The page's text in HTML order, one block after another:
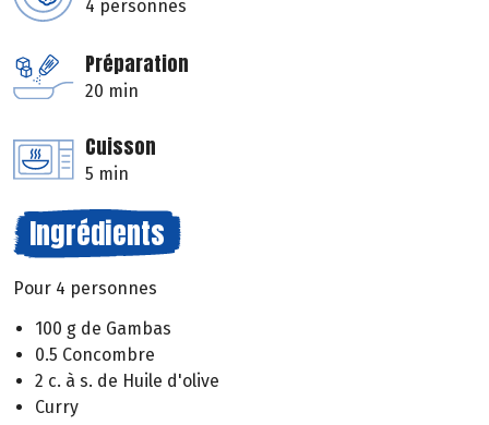
4 personnes
Préparation
20 min
Cuisson
5 min
Ingrédients
Pour 4 personnes
100 g de Gambas
0.5 Concombre
2 c. à s. de Huile d'olive
Curry